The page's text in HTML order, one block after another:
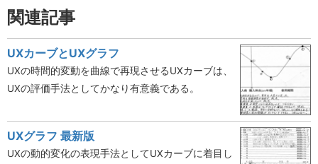
関連記事
UXカーブとUXグラフ
UXの時間的変動を曲線で再現させるUXカーブは、
UXの評価手法としてかなり有意義である。
UXグラフ 最新版
UXの動的変化の表現手法としてUXカーブに着目し